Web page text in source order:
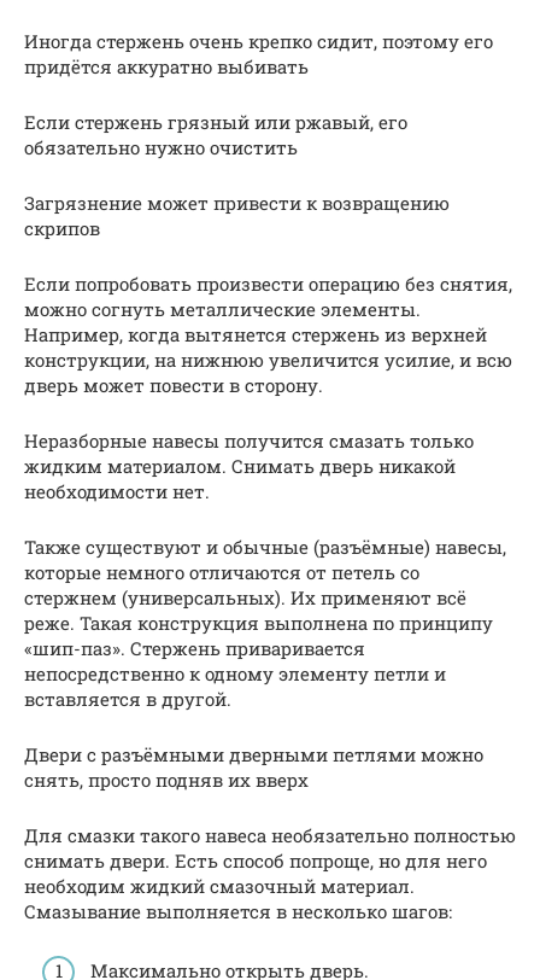
Иногда стержень очень крепко сидит, поэтому его
придётся аккуратно выбивать
Если стержень грязный или ржавый, его
обязательно нужно очистить
Загрязнение может привести к возвращению
скрипов
Если попробовать произвести операцию без снятия,
можно согнуть металлические элементы.
Например, когда вытянется стержень из верхней
конструкции, на нижнюю увеличится усилие, и всю
дверь может повести в сторону.
Неразборные навесы получится смазать только
жидким материалом. Снимать дверь никакой
необходимости нет.
Также существуют и обычные (разъёмные) навесы,
которые немного отличаются от петель со
стержнем (универсальных). Их применяют всё
реже. Такая конструкция выполнена по принципу
«шип-паз». Стержень приваривается
непосредственно к одному элементу петли и
вставляется в другой.
Двери с разъёмными дверными петлями можно
снять, просто подняв их вверх
Для смазки такого навеса необязательно полностью
снимать двери. Есть способ попроще, но для него
необходим жидкий смазочный материал.
Смазывание выполняется в несколько шагов:
Максимально открыть дверь.